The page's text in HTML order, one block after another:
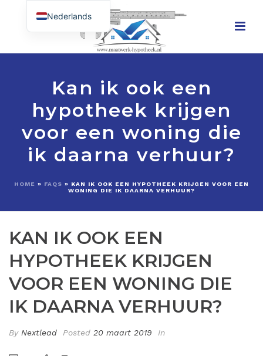
Kan ik ook een
hypotheek krijgen
voor een woning die
ik daarna verhuur?
HOME » FAQS » KAN IK OOK EEN HYPOTHEEK KRIJGEN VOOR EEN
WONING DIE IK DAARNA VERHUUR?
KAN IK OOK EEN
HYPOTHEEK KRIJGEN
VOOR EEN WONING DIE
IK DAARNA VERHUUR?
By Nextlead Posted 20 maart 2019 In
Nederlands
English (UK)